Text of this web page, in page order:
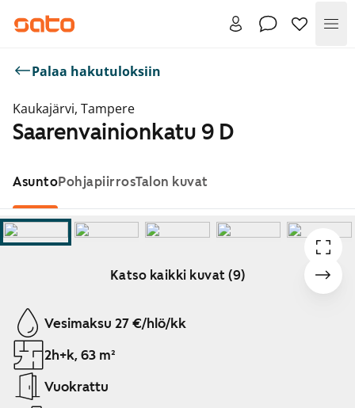
Palaa hakutuloksiin
Kaukajärvi, Tampere
Saarenvainionkatu 9 D
AsuntoPohjapiirrosTalon kuvat
Katso kaikki kuvat (9)
Näytetään dia 1 / 9
Vesimaksu 27 €/hlö/kk
2h+k, 63 m²
Vuokrattu